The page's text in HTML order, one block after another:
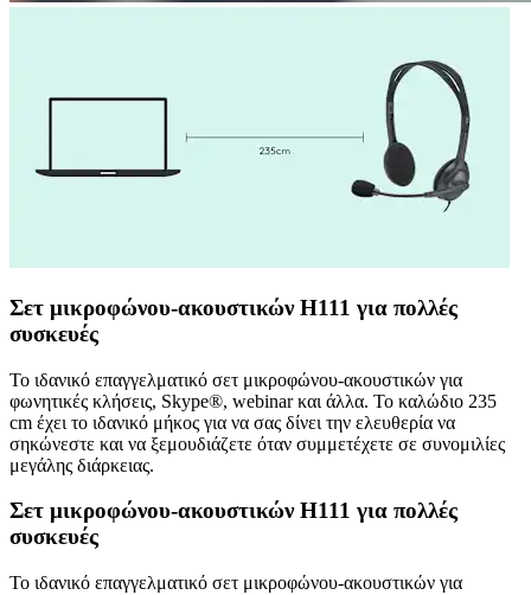
Σετ μικροφώνου-ακουστικών H111 για πολλές
συσκευές
Το ιδανικό επαγγελματικό σετ μικροφώνου-ακουστικών για
φωνητικές κλήσεις, Skype®, webinar και άλλα. Το καλώδιο 235
cm έχει το ιδανικό μήκος για να σας δίνει την ελευθερία να
σηκώνεστε και να ξεμουδιάζετε όταν συμμετέχετε σε συνομιλίες
μεγάλης διάρκειας.
Σετ μικροφώνου-ακουστικών H111 για πολλές
συσκευές
Το ιδανικό επαγγελματικό σετ μικροφώνου-ακουστικών για